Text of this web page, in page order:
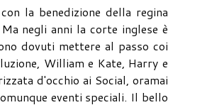
la benedizione della regina
negli anni la corte inglese è
dovuti mettere al passo coi
William e Kate, Harry e
d'occhio ai Social, oramai
eventi speciali. Il bello